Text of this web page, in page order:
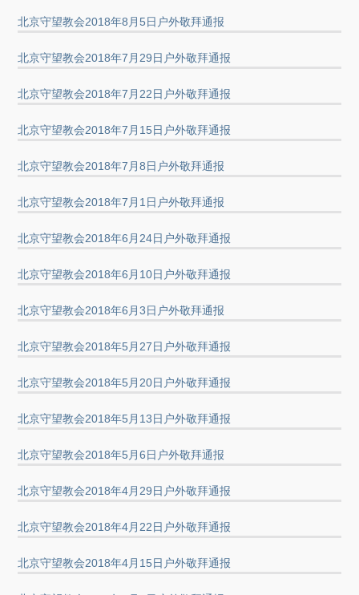
北京守望教会2018年8月5日户外敬拜通报
北京守望教会2018年7月29日户外敬拜通报
北京守望教会2018年7月22日户外敬拜通报
北京守望教会2018年7月15日户外敬拜通报
北京守望教会2018年7月8日户外敬拜通报
北京守望教会2018年7月1日户外敬拜通报
北京守望教会2018年6月24日户外敬拜通报
北京守望教会2018年6月10日户外敬拜通报
北京守望教会2018年6月3日户外敬拜通报
北京守望教会2018年5月27日户外敬拜通报
北京守望教会2018年5月20日户外敬拜通报
北京守望教会2018年5月13日户外敬拜通报
北京守望教会2018年5月6日户外敬拜通报
北京守望教会2018年4月29日户外敬拜通报
北京守望教会2018年4月22日户外敬拜通报
北京守望教会2018年4月15日户外敬拜通报